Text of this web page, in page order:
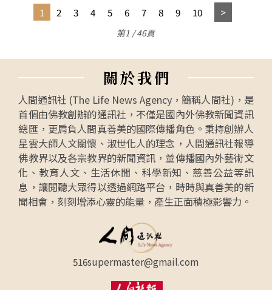
1 2 3 4 5 6 7 8 9 10
第1 / 46頁
關於我們
人間通訊社 (The Life News Agency，簡稱人間社)，是
首個由佛教創辦的通訊社，不僅是國內外佛教新聞資訊
總匯，更肩負人間真善美的國際傳播角色。秉持創辦人
星雲大師人文關懷、淑世化人的理念，人間通訊社報導
佛教界以及各宗教界的新聞資訊，並傳播國內外藝術文
化、教育人文、生活休閒、科學新知、慈善公益等訊
息，讓閱聽大眾得以透過網路平台，時時與真善美的新
聞相會，刻刻增添心靈的能量，產生正面積極影響力。
516supermaster@gmail.com